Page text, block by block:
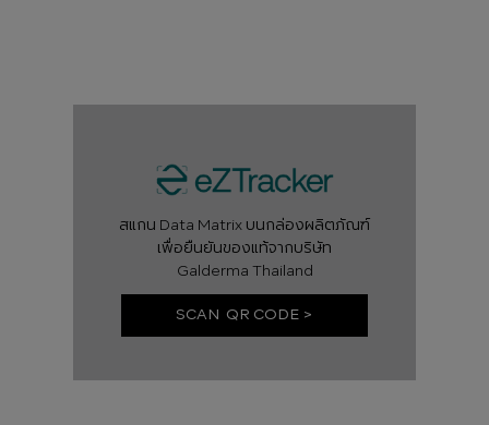
สแกน Data Matrix บนกล่องผลิตภัณฑ์
เพื่อยืนยันของแท้จากบริษัท
Galderma Thailand
SCAN QR CODE >